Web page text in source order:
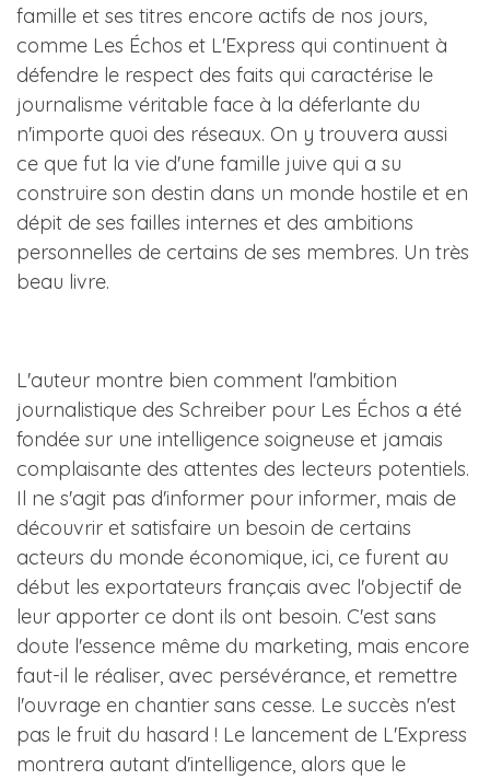
famille et ses titres encore actifs de nos jours,
comme Les Échos et L'Express qui continuent à
défendre le respect des faits qui caractérise le
journalisme véritable face à la déferlante du
n'importe quoi des réseaux. On y trouvera aussi
ce que fut la vie d'une famille juive qui a su
construire son destin dans un monde hostile et en
dépit de ses failles internes et des ambitions
personnelles de certains de ses membres. Un très
beau livre.
L'auteur montre bien comment l'ambition
journalistique des Schreiber pour Les Échos a été
fondée sur une intelligence soigneuse et jamais
complaisante des attentes des lecteurs potentiels.
Il ne s'agit pas d'informer pour informer, mais de
découvrir et satisfaire un besoin de certains
acteurs du monde économique, ici, ce furent au
début les exportateurs français avec l'objectif de
leur apporter ce dont ils ont besoin. C'est sans
doute l'essence même du marketing, mais encore
faut-il le réaliser, avec persévérance, et remettre
l'ouvrage en chantier sans cesse. Le succès n'est
pas le fruit du hasard ! Le lancement de L'Express
montrera autant d'intelligence, alors que le